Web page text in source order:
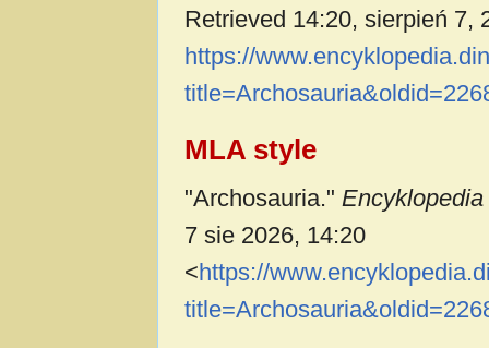
Retrieved 14:20, sierpień 7,
https://
MLA style
"Archosauria."
7 sie 2026, 14:20
<https://